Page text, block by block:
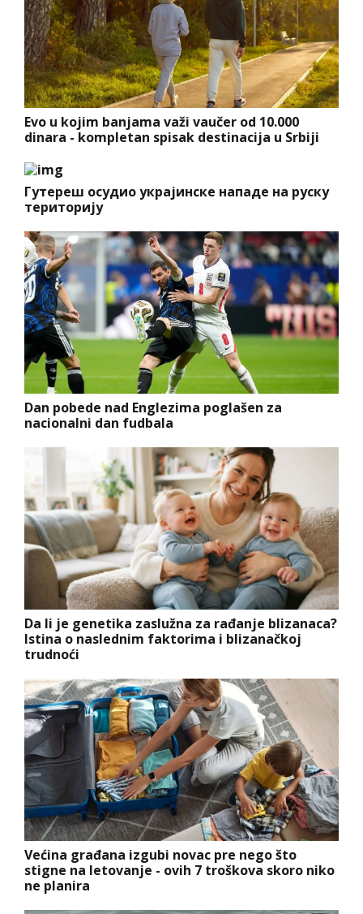
Evo u kojim banjama važi vaučer od 10.000
dinara - kompletan spisak destinacija u Srbiji
Гутереш осудио украјинске нападе на руску
територију
Dan pobede nad Englezima poglašen za
nacionalni dan fudbala
Da li je genetika zaslužna za rađanje blizanaca?
Istina o naslednim faktorima i blizanačkoj
trudnoći
Većina građana izgubi novac pre nego što
stigne na letovanje - ovih 7 troškova skoro niko
ne planira